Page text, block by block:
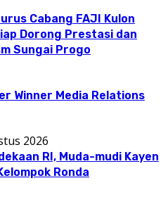
Cabang FAJI Kulon
Dorong Prestasi dan
Sungai Progo
Winner Media Relations
2026
RI, Muda-mudi Kayen
Ronda